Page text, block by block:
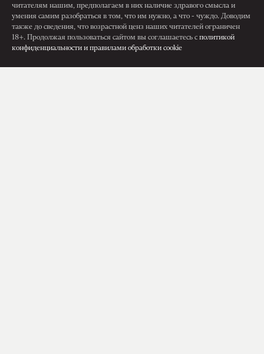
читателям нашим, предполагаем в них наличие здравого смысла и
умения самим разобраться в том, что им нужно, а что - чуждо. Доводим
также до сведения, что возрастной ценз наших читателей ограничен
18+. Продолжая пользоваться сайтом вы соглашаетесь с политикой
конфиденциальности и правилами обработки cookie